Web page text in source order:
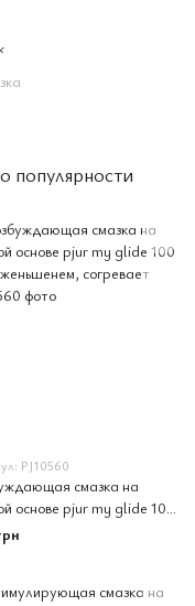
популярности
PJ10560
смазка на
основе pjur my glide 100
согревает